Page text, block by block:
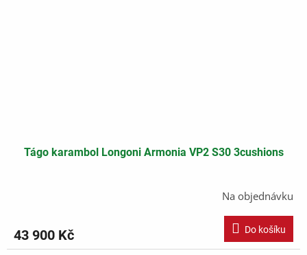
Tágo karambol Longoni Armonia VP2 S30 3cushions
Na objednávku
43 900 Kč Do košíku